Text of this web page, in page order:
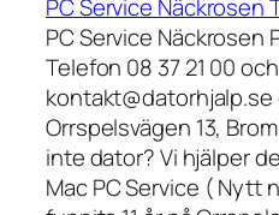
PC Service Näckrosen
PC Service Näckrosen
Telefon 08 37 21 00
kontakt@datorhjalp.se
Orrspelsvägen 13,
inte dator? Vi hjälper
Mac PC Service ( Nytt